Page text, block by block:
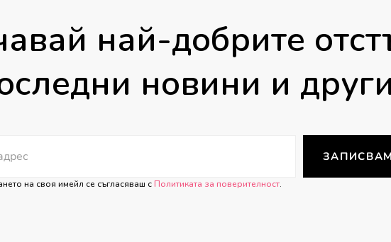
най-добрите
новини и
на своя имейл се съгласяваш с Политиката за поверителност.